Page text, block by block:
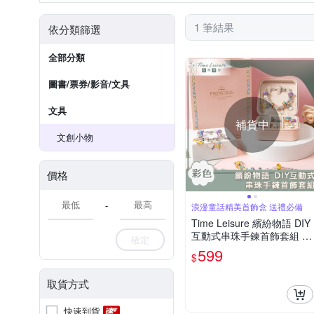
依分類篩選
全部分類
圖書/票券/影音/文具
文具
文創小物
價格
-
確定
取貨方式
快速到貨
1 筆結果
補貨中
浪漫童話精美首飾盒 送禮必備
Time Leisure 繽紛物語 DIY
互動式串珠手鍊首飾套組 彩
色
$599